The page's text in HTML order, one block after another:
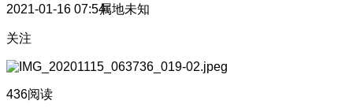
2021-01-16 07:54属地未知
关注
436阅读